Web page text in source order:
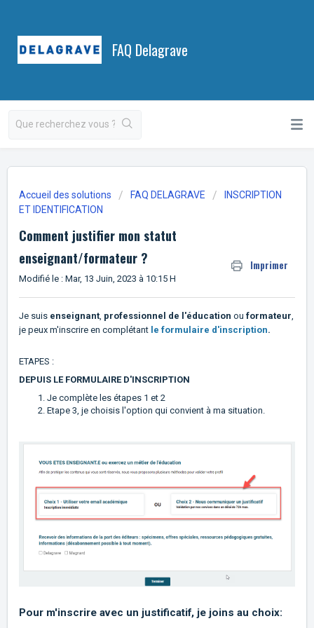
FAQ Delagrave
Accueil des solutions FAQ DELAGRAVE
INSCRIPTION
ET IDENTIFICATION
Comment justifier mon statut
enseignant/formateur ?
Imprimer
Modifié le : Mar, 13 Juin, 2023 à 10:15 H
Je suis enseignant, professionnel de l'éducation ou formateur,
je peux m'inscrire en complétant le formulaire d'inscription.
ETAPES :
DEPUIS LE FORMULAIRE D'INSCRIPTION
Je complète les étapes 1 et 2
Etape 3, je choisis l'option qui convient à ma situation.
Pour m'inscrire avec un justificatif, je joins au choix: